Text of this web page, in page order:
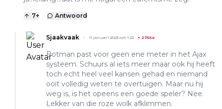
7+ Antwoord
Sjaakvaak 11 januari 2023 om 1:22 + 27564
Botman past voor geen ene meter in het Ajax
systeem. Schuurs al iets meer maar ook hij heeft
toch echt heel veel kansen gehad en niemand
ooit volledig weten te overtuigen. Maar nu hij
weg is, is het opeens een goede speler? Nee.
Lekker van die roze wolk afklimmen.